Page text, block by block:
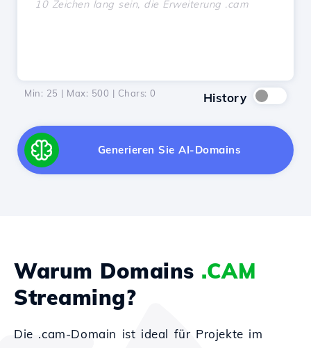
Min: 25 | Max: 500 | Chars: 0 History
Generieren Sie AI-Domains
Warum Domains .CAM
Streaming?
Die .cam-Domain ist ideal für Projekte im